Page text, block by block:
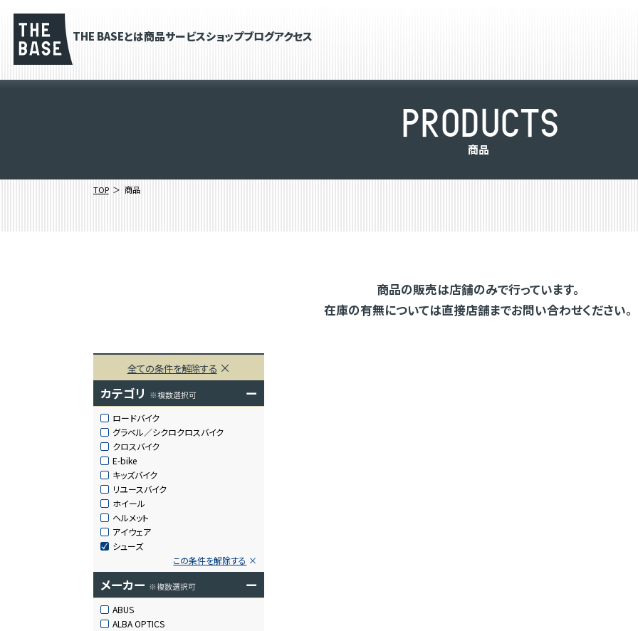
THE BASEとは商品サービスショップブログアクセス
PRODUCTS
商品
TOP 商品
商品の販売は店舗のみで行っています。
在庫の有無については直接店舗までお問い合わせください。
全ての条件を解除する
カテゴリ ※複数選択可 ー
ロードバイク
グラベル／シクロクロスバイク
クロスバイク
E-bike
キッズバイク
リユースバイク
ホイール
ヘルメット
アイウェア
シューズ
この条件を解除する
メーカー ※複数選択可 ー
ABUS
ALBA OPTICS